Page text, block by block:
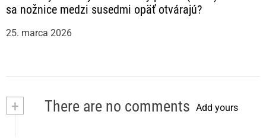
sa nožnice medzi susedmi opäť otvárajú?
25. marca 2026
+ There are no comments Add yours